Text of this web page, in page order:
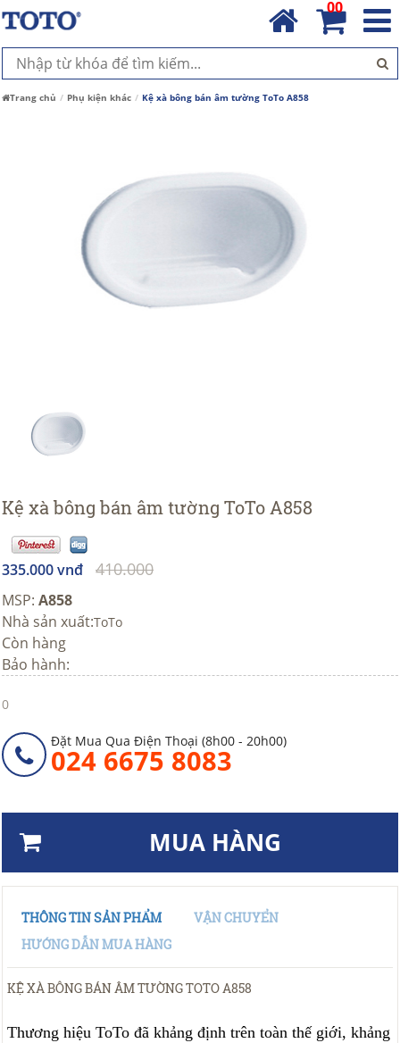
00
Trang chủ Phụ kiện khác Kệ xà bông bán âm tường ToTo A858
Kệ xà bông bán âm tường ToTo A858
335.000 vnđ 410.000
MSP: A858
Nhà sản xuất:ToTo
Còn hàng
Bảo hành:
0
Đặt Mua Qua Điện Thoại (8h00 - 20h00)
024 6675 8083
MUA HÀNG
THÔNG TIN SẢN PHẨM
VẬN CHUYỂN
HƯỚNG DẪN MUA HÀNG
KỆ XÀ BÔNG BÁN ÂM TƯỜNG TOTO A858
Thương hiệu ToTo đã khảng định trên toàn thế giới, khảng